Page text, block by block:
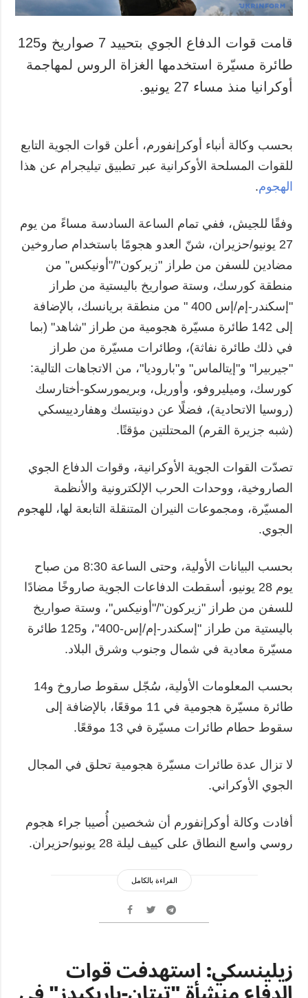
قامت قوات الدفاع الجوي بتحييد 7 صواريخ و125
طائرة مسيّرة استخدمها الغزاة الروس لمهاجمة
أوكرانيا منذ مساء 27 يونيو.
بحسب وكالة أنباء أوكرإنفورم، أعلن قوات الجوية التابع
للقوات المسلحة الأوكرانية عبر تطبيق تيليجرام عن هذا
الهجوم.
وفقًا للجيش، ففي تمام الساعة السادسة مساءً من يوم
27 يونيو/حزيران، شنّ العدو هجومًا باستخدام صاروخين
مضادين للسفن من طراز "زيركون"/"أونيكس" من
منطقة كورسك، وستة صواريخ باليستية من طراز
"إسكندر-إم/إس 400 " من منطقة بريانسك، بالإضافة
إلى 142 طائرة مسيّرة هجومية من طراز "شاهد" (بما
في ذلك طائرة نفاثة)، وطائرات مسيّرة من طراز
"جيربيرا" و"إيتالماس" و"باروديا"، من الاتجاهات التالية:
كورسك، وميليروفو، وأوريل، وبريمورسكو-أختارسك
(روسيا الاتحادية)، فضلًا عن دونيتسك وهفاردييسكي
(شبه جزيرة القرم) المحتلتين مؤقتًا.
تصدّت القوات الجوية الأوكرانية، وقوات الدفاع الجوي
الصاروخية، ووحدات الحرب الإلكترونية والأنظمة
المسيّرة، ومجموعات النيران المتنقلة التابعة لها، للهجوم
الجوي.
بحسب البيانات الأولية، وحتى الساعة 8:30 من صباح
يوم 28 يونيو، أسقطت الدفاعات الجوية صاروخًا مضادًا
للسفن من طراز "زيركون"/"أونيكس"، وستة صواريخ
باليستية من طراز "إسكندر-إم/إس-400"، و125 طائرة
مسيّرة معادية في شمال وجنوب وشرق البلاد.
بحسب المعلومات الأولية، سُجّل سقوط صاروخ و14
طائرة مسيّرة هجومية في 11 موقعًا، بالإضافة إلى
سقوط حطام طائرات مسيّرة في 13 موقعًا.
لا تزال عدة طائرات مسيّرة هجومية تحلق في المجال
الجوي الأوكراني.
أفادت وكالة أوكرإنفورم أن شخصين أُصيبا جراء هجوم
روسي واسع النطاق على كييف ليلة 28 يونيو/حزيران.
القراءة بالكامل
زيلينسكي: استهدفت قوات
الدفاع منشأة "تيتان-باريكيدز" في